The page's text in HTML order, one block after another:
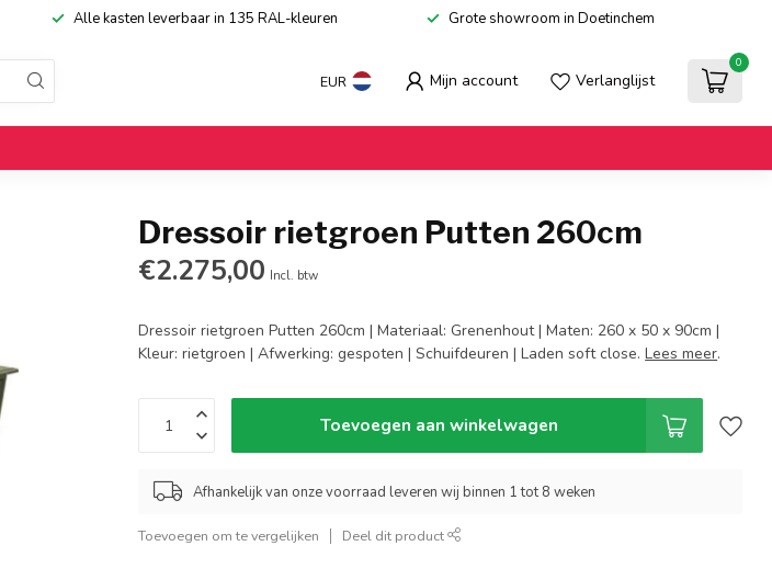
Alle kasten leverbaar in 135 RAL-kleuren Grote showroom in Doetinchem
EUR Mijn account Verlanglijst
0
Dressoir rietgroen Putten 260cm
€2.275,00 Incl. btw
Dressoir rietgroen Putten 260cm | Materiaal: Grenenhout | Maten: 260 x 50 x 90cm |
Kleur: rietgroen | Afwerking: gespoten | Schuifdeuren | Laden soft close.Lees meer.
Toevoegen aan winkelwagen
Afhankelijk van onze voorraad leveren wij binnen 1 tot 8 weken
Toevoegen om te vergelijken Deel dit product